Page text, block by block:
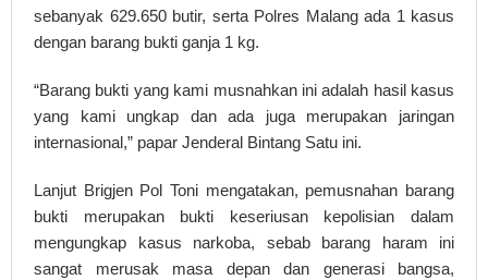
sebanyak 629.650 butir, serta Polres Malang ada 1 kasus
dengan barang bukti ganja 1 kg.
“Barang bukti yang kami musnahkan ini adalah hasil kasus
yang kami ungkap dan ada juga merupakan jaringan
internasional,” papar Jenderal Bintang Satu ini.
Lanjut Brigjen Pol Toni mengatakan, pemusnahan barang
bukti merupakan bukti keseriusan kepolisian dalam
mengungkap kasus narkoba, sebab barang haram ini
sangat merusak masa depan dan generasi bangsa,